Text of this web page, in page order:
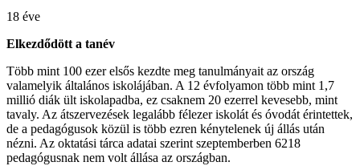
18 éve
Elkezdődött a tanév
Több mint 100 ezer elsős kezdte meg tanulmányait az ország
valamelyik általános iskolájában. A 12 évfolyamon több mint 1,7
millió diák ült iskolapadba, ez csaknem 20 ezerrel kevesebb, mint
tavaly. Az átszervezések legalább félezer iskolát és óvodát érintettek,
de a pedagógusok közül is több ezren kénytelenek új állás után
nézni. Az oktatási tárca adatai szerint szeptemberben 6218
pedagógusnak nem volt állása az országban.